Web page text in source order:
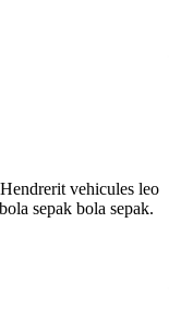
vehicules leo
sepak bola sepak.